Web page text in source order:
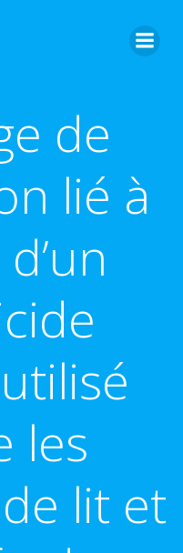
de
lié à
les
lit et